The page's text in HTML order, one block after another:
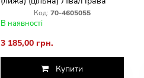
Код: 70-4605055
В наявності
3 185,00 грн.
Купити